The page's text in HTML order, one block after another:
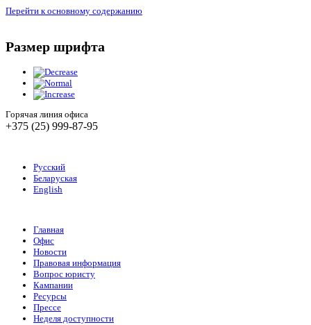
Перейти к основному содержанию
Размер шрифта
Горячая линия офиса
+375 (25) 999-87-95
Русский
Беларуская
English
Главная
Офис
Новости
Правовая информация
Вопрос юристу
Кампании
Ресурсы
Прессе
Неделя доступности